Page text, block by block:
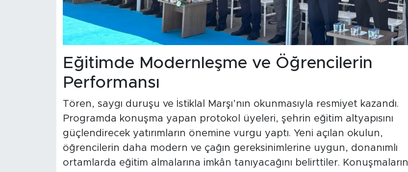
Eğitimde Modernleşme ve Öğrencilerin
Performansı
Tören, saygı duruşu ve İstiklal Marşı’nın okunmasıyla resmiyet kazandı.
Programda konuşma yapan protokol üyeleri, şehrin eğitim altyapısını
güçlendirecek yatırımların önemine vurgu yaptı. Yeni açılan okulun,
öğrencilerin daha modern ve çağın gereksinimlerine uygun, donanımlı
ortamlarda eğitim almalarına imkân tanıyacağını belirttiler. Konuşmaların